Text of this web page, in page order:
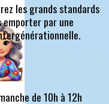
les grands standards
par une
de 10h à 12h